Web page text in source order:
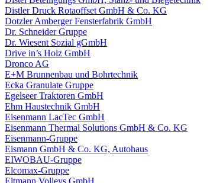
Distler Druck Rotaoffset GmbH & Co. KG
Dotzler Amberger Fensterfabrik GmbH
Dr. Schneider Gruppe
Dr. Wiesent Sozial gGmbH
Drive in’s Holz GmbH
Dronco AG
E+M Brunnenbau und Bohrtechnik
Ecka Granulate Gruppe
Egelseer Traktoren GmbH
Ehm Haustechnik GmbH
Eisenmann LacTec GmbH
Eisenmann Thermal Solutions GmbH & Co. KG
Eisenmann-Gruppe
Eismann GmbH & Co. KG, Autohaus
EIWOBAU-Gruppe
Elcomax-Gruppe
Eltmann Volleys GmbH